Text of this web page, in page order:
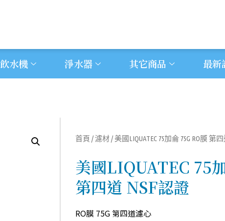
飲水機 淨水器 其它商品 最新
首頁 /濾材/ 美國LIQUATEC 75加侖 75G RO膜 第
美國LIQUATEC 75
第四道 NSF認證
RO膜 75G 第四道濾心